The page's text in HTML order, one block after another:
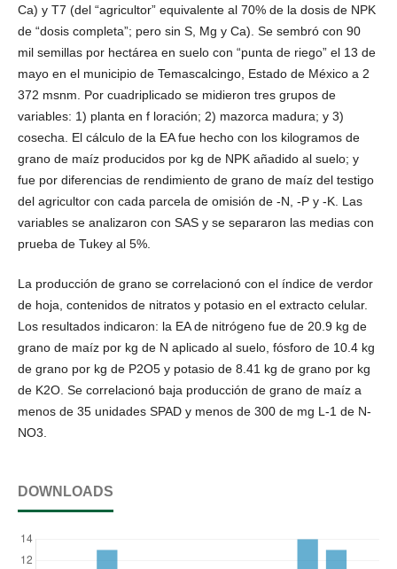
Ca) y T7 (del “agricultor” equivalente al 70% de la dosis de NPK
de “dosis completa”; pero sin S, Mg y Ca). Se sembró con 90
mil semillas por hectárea en suelo con “punta de riego” el 13 de
mayo en el municipio de Temascalcingo, Estado de México a 2
372 msnm. Por cuadriplicado se midieron tres grupos de
variables: 1) planta en f loración; 2) mazorca madura; y 3)
cosecha. El cálculo de la EA fue hecho con los kilogramos de
grano de maíz producidos por kg de NPK añadido al suelo; y
fue por diferencias de rendimiento de grano de maíz del testigo
del agricultor con cada parcela de omisión de -N, -P y -K. Las
variables se analizaron con SAS y se separaron las medias con
prueba de Tukey al 5%.
La producción de grano se correlacionó con el índice de verdor
de hoja, contenidos de nitratos y potasio en el extracto celular.
Los resultados indicaron: la EA de nitrógeno fue de 20.9 kg de
grano de maíz por kg de N aplicado al suelo, fósforo de 10.4 kg
de grano por kg de P2O5 y potasio de 8.41 kg de grano por kg
de K2O. Se correlacionó baja producción de grano de maíz a
menos de 35 unidades SPAD y menos de 300 de mg L-1 de N-
NO3.
DOWNLOADS